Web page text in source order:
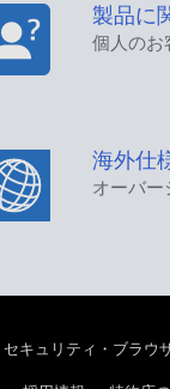
製品に
個人のお
海外仕
オーバー
セキュリティ・ブラウ